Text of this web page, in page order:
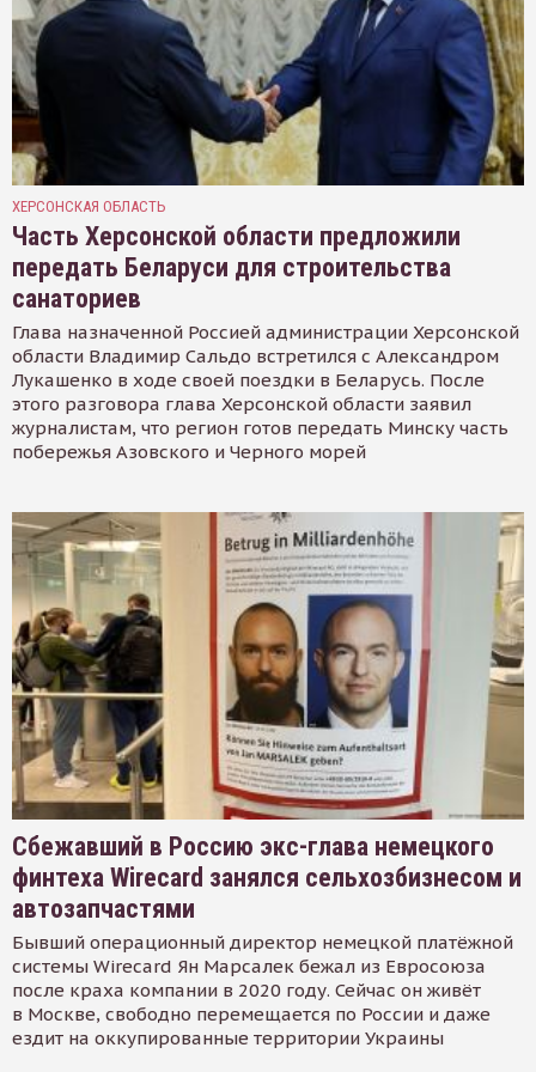
ХЕРСОНСКАЯ ОБЛАСТЬ
Часть Херсонской области предложили
передать Беларуси для строительства
санаториев
Глава назначенной Россией администрации Херсонской
области Владимир Сальдо встретился с Александром
Лукашенко в ходе своей поездки в Беларусь. После
этого разговора глава Херсонской области заявил
журналистам, что регион готов передать Минску часть
побережья Азовского и Черного морей
Сбежавший в Россию экс-глава немецкого
финтеха Wirecard занялся сельхозбизнесом и
автозапчастями
Бывший операционный директор немецкой платёжной
системы Wirecard Ян Марсалек бежал из Евросоюза
после краха компании в 2020 году. Сейчас он живёт
в Москве, свободно перемещается по России и даже
ездит на оккупированные территории Украины